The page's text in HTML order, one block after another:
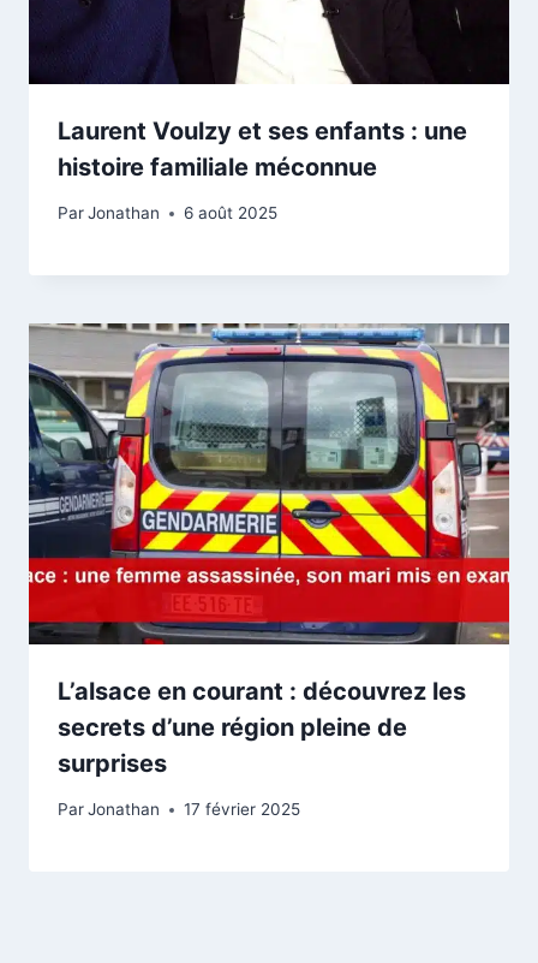
Laurent Voulzy et ses enfants : une
histoire familiale méconnue
ParJonathan 6 août 2025
L’alsace en courant : découvrez les
secrets d’une région pleine de
surprises
ParJonathan 17 février 2025